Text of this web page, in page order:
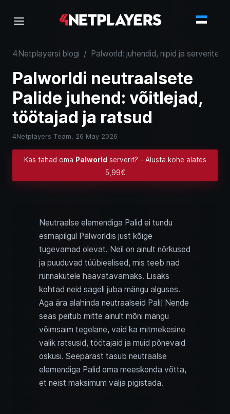
4Netplayersi blogi / Palworld: juhendid, nipid ja
Palworldi neutraalsete
Palide juhend: võitlejad,
töötajad ja ratsud
4Netplayers Team, 26 May 2026
Kas tahad oma Palworld serverit? - Alusta kohe alates
5,99€
Neutraalse elemendiga Palid ei tundu
esmapilgul Palworldis just kõige
tugevamad olevat. Neil on ainult nõrkused
ja puuduvad tüübieelised, mis teeb nad
rünnakutele haavatavamaks. Lisaks
kohtad neid sageli juba mängu alguses.
Aga ära alahinda neutraalseid Pali! Nende
seas peitub mitte ainult mõni mängu
võimsaim tegelane, vaid ka mitmekesine
valik ratsusid, töötajaid ja muid põnevaid
oskusi. Seepärast tasub neutraalse
elemendiga Palid oma meeskonda võtta,
et neist maksimum välja pigistada.